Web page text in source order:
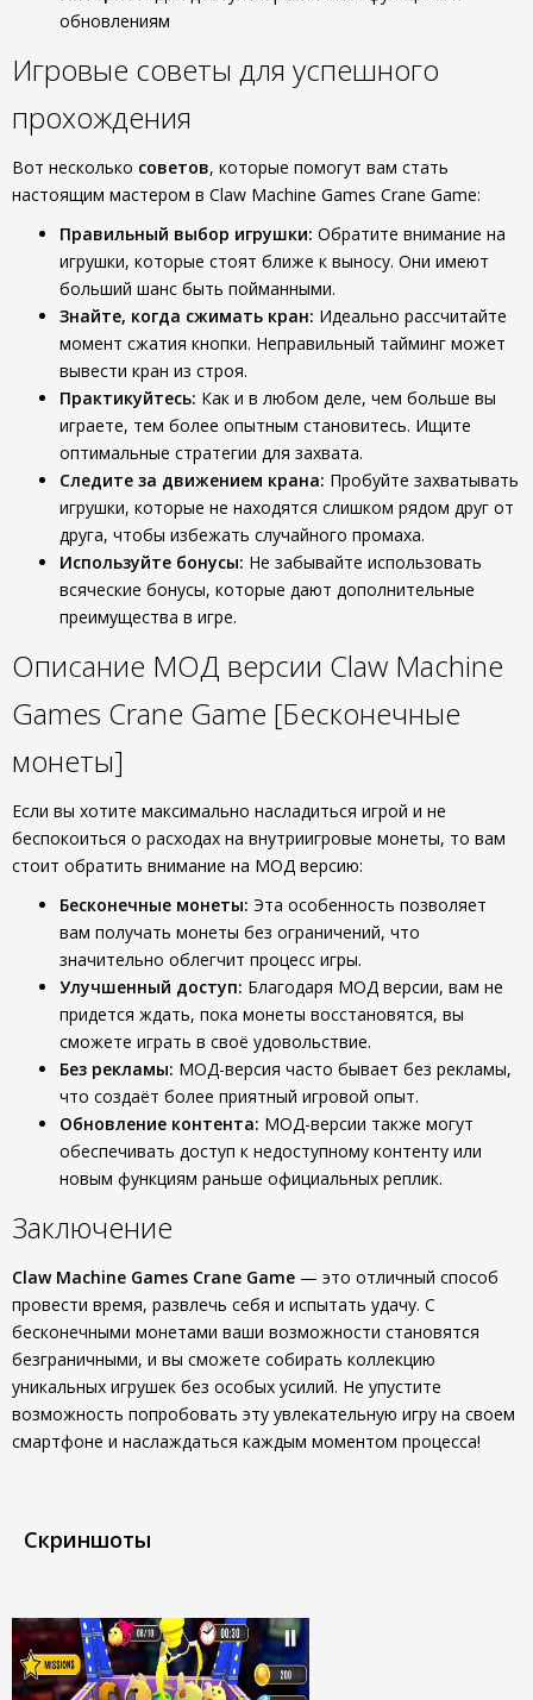
обновлениям
Игровые советы для успешного
прохождения
Вот несколько советов, которые помогут вам стать
настоящим мастером в Claw Machine Games Crane Game:
Правильный выбор игрушки: Обратите внимание на
игрушки, которые стоят ближе к выносу. Они имеют
больший шанс быть пойманными.
Знайте, когда сжимать кран: Идеально рассчитайте
момент сжатия кнопки. Неправильный тайминг может
вывести кран из строя.
Практикуйтесь: Как и в любом деле, чем больше вы
играете, тем более опытным становитесь. Ищите
оптимальные стратегии для захвата.
Следите за движением крана: Пробуйте захватывать
игрушки, которые не находятся слишком рядом друг от
друга, чтобы избежать случайного промаха.
Используйте бонусы: Не забывайте использовать
всяческие бонусы, которые дают дополнительные
преимущества в игре.
Описание МОД версии Claw Machine
Games Crane Game [Бесконечные
монеты]
Если вы хотите максимально насладиться игрой и не
беспокоиться о расходах на внутриигровые монеты, то вам
стоит обратить внимание на МОД версию:
Бесконечные монеты: Эта особенность позволяет
вам получать монеты без ограничений, что
значительно облегчит процесс игры.
Улучшенный доступ: Благодаря МОД версии, вам не
придется ждать, пока монеты восстановятся, вы
сможете играть в своё удовольствие.
Без рекламы: МОД-версия часто бывает без рекламы,
что создаёт более приятный игровой опыт.
Обновление контента: МОД-версии также могут
обеспечивать доступ к недоступному контенту или
новым функциям раньше официальных реплик.
Заключение
Claw Machine Games Crane Game — это отличный способ
провести время, развлечь себя и испытать удачу. С
бесконечными монетами ваши возможности становятся
безграничными, и вы сможете собирать коллекцию
уникальных игрушек без особых усилий. Не упустите
возможность попробовать эту увлекательную игру на своем
смартфоне и наслаждаться каждым моментом процесса!
Скриншоты